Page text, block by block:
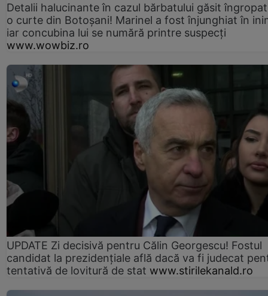
Detalii halucinante în cazul bărbatului găsit
o curte din Botoșani! Marinel a fost înjunghiat în
iar concubina lui se numără printre suspecți
www.wowbiz.ro
UPDATE Zi decisivă pentru Călin Georgescu! Fostul
candidat la prezidențiale află dacă va fi judecat
tentativă de lovitură de stat www.stirilekanald.ro